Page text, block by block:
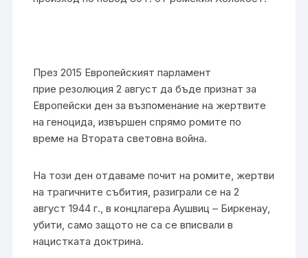
През 2015 Европейският парламент
прие резолюция 2 август да бъде признат за
Европейски ден за възпоменание на жертвите
на геноцида, извършен спрямо ромите по
време на Втората световна война.
На този ден отдаваме почит на ромите, жертви
на трагичните събития, разиграли се на 2
август 1944 г., в концлагера Аушвиц – Биркенау,
убити, само защото не са се вписвали в
нацистката доктрина.